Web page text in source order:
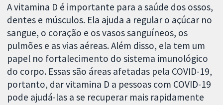
A vitamina D é importante para a saúde dos ossos,
dentes e músculos. Ela ajuda a regular o açúcar no
sangue, o coração e os vasos sanguíneos, os
pulmões e as vias aéreas. Além disso, ela tem um
papel no fortalecimento do sistema imunológico
do corpo. Essas são áreas afetadas pela COVID-19,
portanto, dar vitamina D a pessoas com COVID-19
pode ajudá-las a se recuperar mais rapidamente